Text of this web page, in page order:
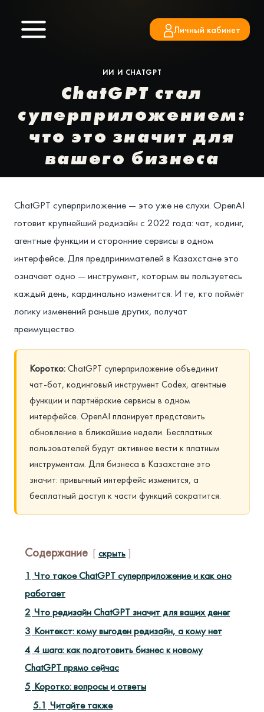
содержимому
Личный кабинет
ИИ И CHATGPT
ChatGPT стал
суперприложением:
что это значит для
вашего бизнеса
ChatGPT суперприложение — это уже не слухи. OpenAI
готовит крупнейший редизайн с 2022 года: чат, кодинг,
агентные функции и сторонние сервисы в одном
интерфейсе. Для предпринимателей в Казахстане это
означает одно — инструмент, которым вы пользуетесь
каждый день, кардинально изменится. И те, кто поймёт
логику изменений раньше других, получат
преимущество.
Коротко:ChatGPT суперприложение объединит
чат-бот, кодинговый инструмент Codex, агентные
функции и партнёрские сервисы в одном
интерфейсе. OpenAI планирует представить
обновление в ближайшие недели. Бесплатных
пользователей будут активнее вести к платным
инструментам. Для бизнеса в Казахстане это
значит: привычный интерфейс изменится, а
бесплатный доступ к части функций сократится.
Содержание скрыть
1 Что такое ChatGPT суперприложение и как оно
работает
2 Что редизайн ChatGPT значит для ваших денег
3 Контекст: кому выгоден редизайн, а кому нет
4 4 шага: как подготовить бизнес к новому
ChatGPT прямо сейчас
5 Коротко: вопросы и ответы
5.1 Читайте также